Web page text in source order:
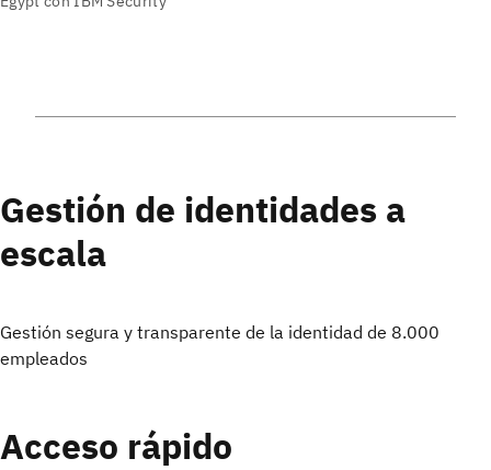
Gestión de identidades a
escala
Gestión segura y transparente de la identidad de 8.000
empleados
Acceso rápido